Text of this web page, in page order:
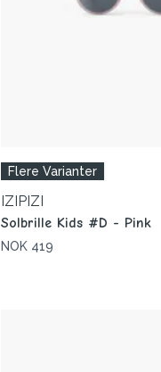
Flere Varianter
IZIPIZI
Solbrille Kids #D - Pink
NOK 419